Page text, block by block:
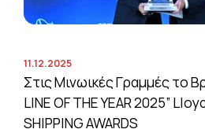
11.12.2025
Στις Μινωικές Γραμμές το
LINE OF THE YEAR 2025”
SHIPPING AWARDS